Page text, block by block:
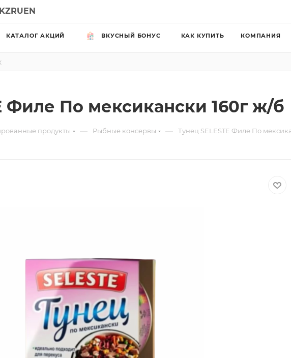
KZRUEN
КАТАЛОГ АКЦИЙ ВКУСНЫЙ БОНУС КАК КУПИТЬ КОМПАНИЯ
Филе По мексикански 160г ж/б
продукты — Рыбные консервы — Тунец SELESTE Филе По